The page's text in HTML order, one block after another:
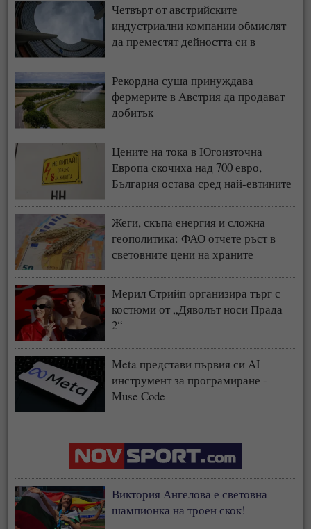
Четвърт от австрийските
индустриални компании обмислят
да преместят дейността си в
чужбина
Рекордна суша принуждава
фермерите в Австрия да продават
добитък
Цените на тока в Югоизточна
Европа скочиха над 700 евро,
България остава сред най-евтините
Жеги, скъпа енергия и сложна
геополитика: ФАО отчете ръст в
световните цени на храните
Мерил Стрийп организира търг с
костюми от „Дяволът носи Прада
2“
Meta представи първия си AI
инструмент за програмиране -
Muse Code
Виктория Ангелова е световна
шампионка на троен скок!